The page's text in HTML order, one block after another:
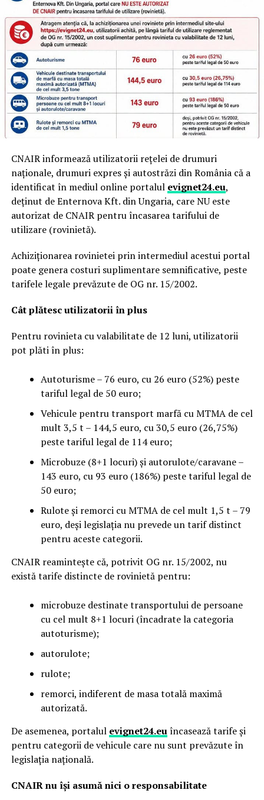
CNAIR informează utilizatorii rețelei de drumuri
naționale, drumuri expres și autostrăzi din România că a
identificat în mediul online portalul evignet24.eu,
deținut de Enternova Kft. din Ungaria, care NU este
autorizat de CNAIR pentru încasarea tarifului de
utilizare (rovinietă).
Achiziționarea rovinietei prin intermediul acestui portal
poate genera costuri suplimentare semnificative, peste
tarifele legale prevăzute de OG nr. 15/2002.
Cât plătesc utilizatorii în plus
Pentru rovinieta cu valabilitate de 12 luni, utilizatorii
pot plăti în plus:
Autoturisme – 76 euro, cu 26 euro (52%) peste
tariful legal de 50 euro;
Vehicule pentru transport marfă cu MTMA de cel
mult 3,5 t – 144,5 euro, cu 30,5 euro (26,75%)
peste tariful legal de 114 euro;
Microbuze (8+1 locuri) și autorulote/caravane –
143 euro, cu 93 euro (186%) peste tariful legal de
50 euro;
Rulote și remorci cu MTMA de cel mult 1,5 t – 79
euro, deși legislația nu prevede un tarif distinct
pentru aceste categorii.
CNAIR reamintește că, potrivit OG nr. 15/2002, nu
există tarife distincte de rovinietă pentru:
microbuze destinate transportului de persoane
cu cel mult 8+1 locuri (încadrate la categoria
autoturisme);
autorulote;
rulote;
remorci, indiferent de masa totală maximă
autorizată.
De asemenea, portalul evignet24.euîncasează tarife și
pentru categorii de vehicule care nu sunt prevăzute în
legislația națională.
CNAIR nu își asumă nici o responsabilitate